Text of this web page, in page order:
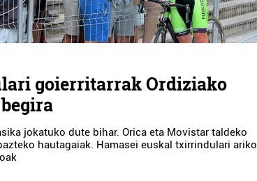
goierritarrak Ordiziako
jokatuko dute bihar. Orica eta Movistar taldeko
hautagaiak. Hamasei euskal txirrindulari ariko